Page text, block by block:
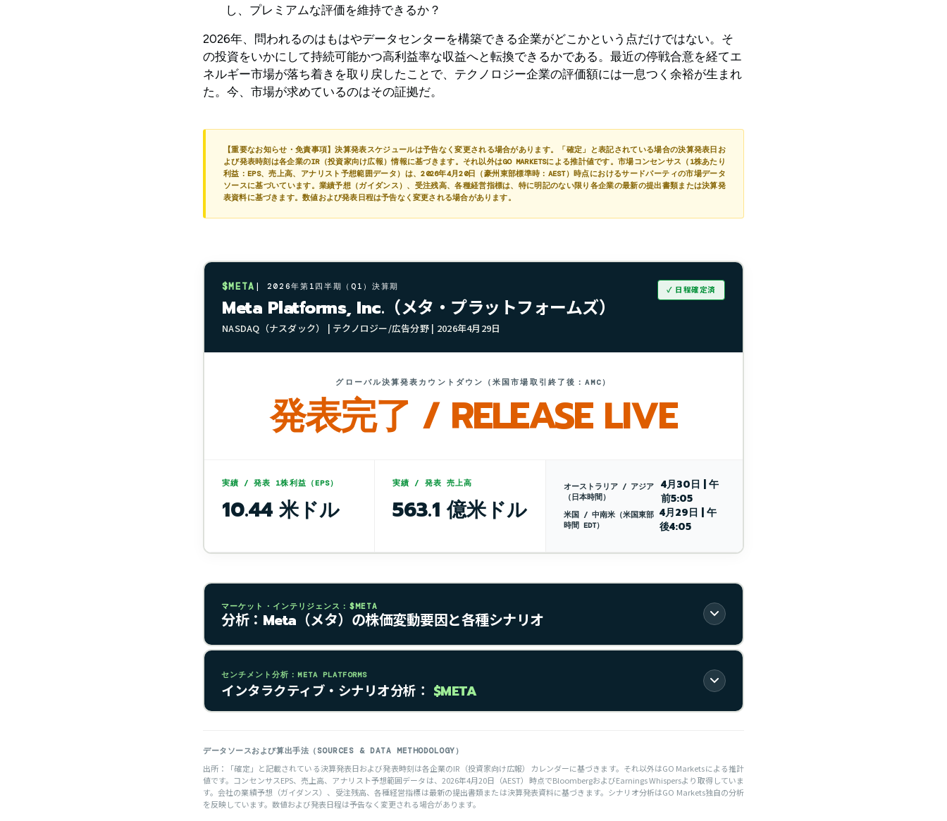
し、プレミアムな評価を維持できるか？
2026年、問われるのはもはやデータセンターを構築できる企業がどこかという点だけではない。そ
の投資をいかにして持続可能かつ高利益率な収益へと転換できるかである。最近の停戦合意を経てエ
ネルギー市場が落ち着きを取り戻したことで、テクノロジー企業の評価額には一息つく余裕が生まれ
た。今、市場が求めているのはその証拠だ。
【重要なお知らせ・免責事項】決算発表スケジュールは予告なく変更される場合があります。「確定」と表記されている場合の決算発表日お
よび発表時刻は各企業のIR（投資家向け広報）情報に基づきます。それ以外はGO MARKETSによる推計値です。市場コンセンサス（1株あたり
利益：EPS、売上高、アナリスト予想範囲データ）は、2026年4月20日（豪州東部標準時：AEST）時点におけるサードパーティの市場データ
ソースに基づいています。業績予想（ガイダンス）、受注残高、各種経営指標は、特に明記のない限り各企業の最新の提出書類または決算発
表資料に基づきます。数値および発表日程は予告なく変更される場合があります。
$META | 2026年第1四半期（Q1）決算期
Meta Platforms, Inc.（メタ・プラットフォームズ）
NASDAQ（ナスダック） | テクノロジー/広告分野 | 2026年4月29日
✓ 日程確定済
グローバル決算発表カウントダウン（米国市場取引終了後：AMC）
発表完了 / RELEASE LIVE
実績 / 発表 1株利益（EPS）
10.44 米ドル
実績 / 発表 売上高
563.1 億米ドル
オーストラリア / アジア
（日本時間）
4月30日 | 午
前5:05
米国 / 中南米（米国東部
時間 EDT）
4月29日 | 午
後4:05
マーケット・インテリジェンス：$META
分析：Meta（メタ）の株価変動要因と各種シナリオ
センチメント分析：META PLATFORMS
インタラクティブ・シナリオ分析： $META
データソースおよび算出手法（SOURCES & DATA METHODOLOGY）
出所：「確定」と記載されている決算発表日および発表時刻は各企業のIR（投資家向け広報）カレンダーに基づきます。それ以外はGO Marketsによる推計
値です。コンセンサスEPS、売上高、アナリスト予想範囲データは、2026年4月20日（AEST）時点でBloombergおよびEarnings Whispersより取得していま
す。会社の業績予想（ガイダンス）、受注残高、各種経営指標は最新の提出書類または決算発表資料に基づきます。シナリオ分析はGO Markets独自の分析
を反映しています。数値および発表日程は予告なく変更される場合があります。